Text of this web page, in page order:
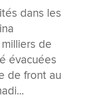
dans les
de
évacuées
de front au